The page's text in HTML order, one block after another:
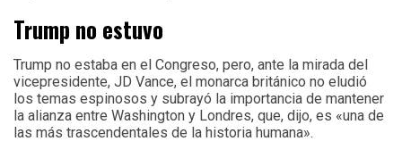
Trump no estuvo
Trump no estaba en el Congreso, pero, ante la mirada del
vicepresidente, JD Vance, el monarca británico no eludió
los temas espinosos y subrayó la importancia de mantener
la alianza entre Washington y Londres, que, dijo, es «una de
las más trascendentales de la historia humana».